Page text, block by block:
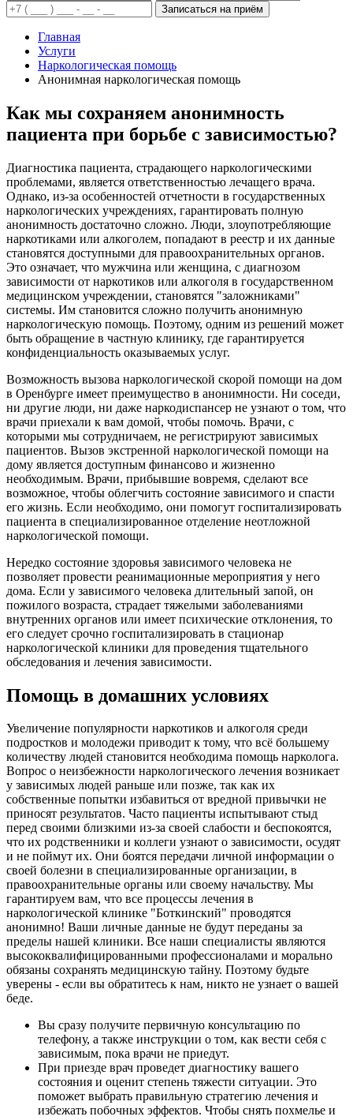
Записаться на приём
Главная
Услуги
Наркологическая помощь
Анонимная наркологическая помощь
Как мы сохраняем анонимность
пациента при борьбе с зависимостью?
Диагностика пациента, страдающего наркологическими
проблемами, является ответственностью лечащего врача.
Однако, из-за особенностей отчетности в государственных
наркологических учреждениях, гарантировать полную
анонимность достаточно сложно. Люди, злоупотребляющие
наркотиками или алкоголем, попадают в реестр и их данные
становятся доступными для правоохранительных органов.
Это означает, что мужчина или женщина, с диагнозом
зависимости от наркотиков или алкоголя в государственном
медицинском учреждении, становятся "заложниками"
системы. Им становится сложно получить анонимную
наркологическую помощь. Поэтому, одним из решений может
быть обращение в частную клинику, где гарантируется
конфиденциальность оказываемых услуг.
Возможность вызова наркологической скорой помощи на дом
в Оренбурге имеет преимущество в анонимности. Ни соседи,
ни другие люди, ни даже наркодиспансер не узнают о том, что
врачи приехали к вам домой, чтобы помочь. Врачи, с
которыми мы сотрудничаем, не регистрируют зависимых
пациентов. Вызов экстренной наркологической помощи на
дому является доступным финансово и жизненно
необходимым. Врачи, прибывшие вовремя, сделают все
возможное, чтобы облегчить состояние зависимого и спасти
его жизнь. Если необходимо, они помогут госпитализировать
пациента в специализированное отделение неотложной
наркологической помощи.
Нередко состояние здоровья зависимого человека не
позволяет провести реанимационные мероприятия у него
дома. Если у зависимого человека длительный запой, он
пожилого возраста, страдает тяжелыми заболеваниями
внутренних органов или имеет психические отклонения, то
его следует срочно госпитализировать в стационар
наркологической клиники для проведения тщательного
обследования и лечения зависимости.
Помощь в домашних условиях
Увеличение популярности наркотиков и алкоголя среди
подростков и молодежи приводит к тому, что всё большему
количеству людей становится необходима помощь нарколога.
Вопрос о неизбежности наркологического лечения возникает
у зависимых людей раньше или позже, так как их
собственные попытки избавиться от вредной привычки не
приносят результатов. Часто пациенты испытывают стыд
перед своими близкими из-за своей слабости и беспокоятся,
что их родственники и коллеги узнают о зависимости, осудят
и не поймут их. Они боятся передачи личной информации о
своей болезни в специализированные организации, в
правоохранительные органы или своему начальству. Мы
гарантируем вам, что все процессы лечения в
наркологической клинике "Боткинский" проводятся
анонимно! Ваши личные данные не будут переданы за
пределы нашей клиники. Все наши специалисты являются
высококвалифицированными профессионалами и морально
обязаны сохранять медицинскую тайну. Поэтому будьте
уверены - если вы обратитесь к нам, никто не узнает о вашей
беде.
Вы сразу получите первичную консультацию по
телефону, а также инструкции о том, как вести себя с
зависимым, пока врачи не приедут.
При приезде врач проведет диагностику вашего
состояния и оценит степень тяжести ситуации. Это
поможет выбрать правильную стратегию лечения и
избежать побочных эффектов. Чтобы снять похмелье и